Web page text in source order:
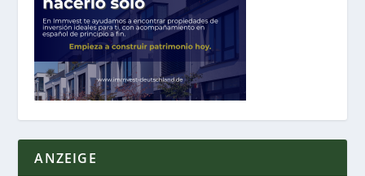
ANZEIGE